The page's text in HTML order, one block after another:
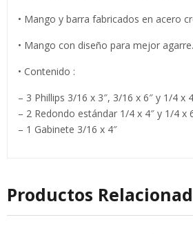
• Mango y barra fabricados en acero
• Mango con diseño para mejor agarre.
• Contenido :
– 3 Phillips 3/16 x 3″, 3/16 x 6″ y 1/4 x
– 2 Redondo estándar 1/4 x 4″ y 1/4 x
– 1 Gabinete 3/16 x 4″
Productos